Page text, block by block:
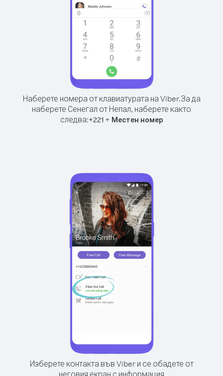
Наберете номера от клавиатурата на Viber.За да
наберете Сенегал от Непал, наберете както
следва:+221+ Местен номер
Изберете контакта във Viber и се обадете от
неговия екран с информация